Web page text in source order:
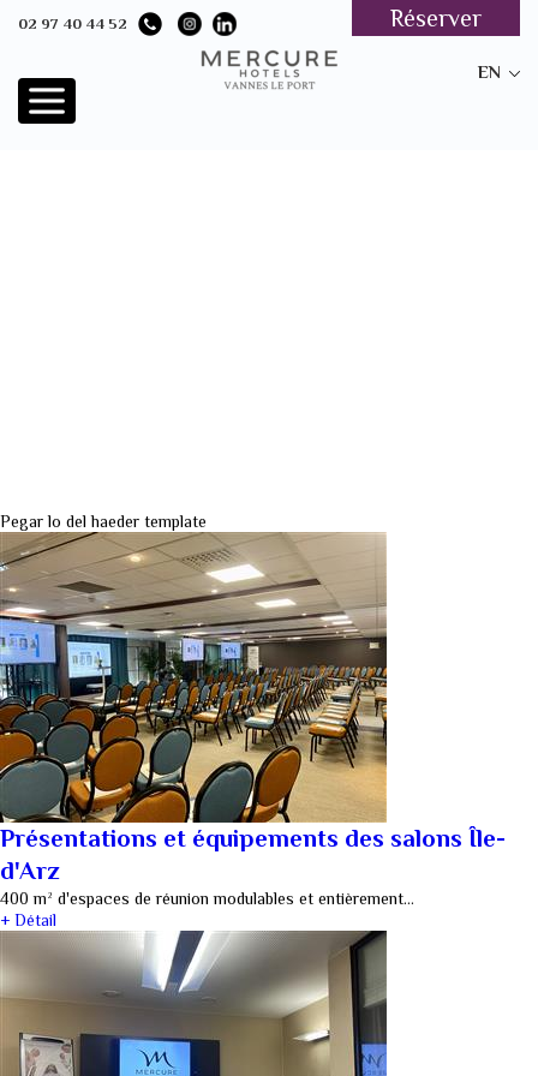
02 97 40 44 52 Réserver
EN
Pegar lo del haeder template
Présentations et équipements des salons Île-
d'Arz
400 m² d'espaces de réunion modulables et entièrement…
+ Détail